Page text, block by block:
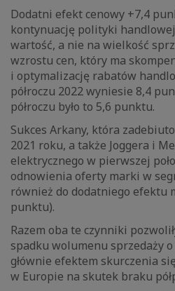
Dodatni efekt cenowy +7,4
kontynuację polityki
wartość, a nie na wielkość
wzrostu cen, który ma
i optymalizację rabatów
półroczu 2022 wyniesie 8,4
półroczu było to 5,6 punktu.
Sukces Arkany, która
2021 roku, a także Joggera i
elektrycznego w pierwszej
odnowienia oferty marki w
również do dodatniego efektu
punktu).
Razem oba te czynniki
spadku wolumenu sprzedaży
głównie efektem skurczenia
w Europie na skutek braku